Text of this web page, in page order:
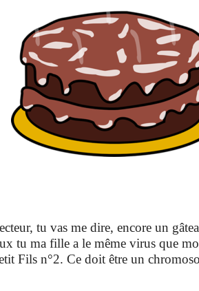
tu vas me dire, encore un
tu ma fille a le même virus que
Fils n°2. Ce doit être un